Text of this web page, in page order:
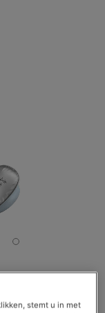
stemt u in met